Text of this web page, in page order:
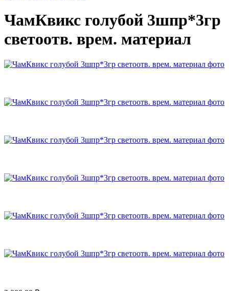
ЧамКвикс голубой 3шпр*3гр
светоотв. врем. материал